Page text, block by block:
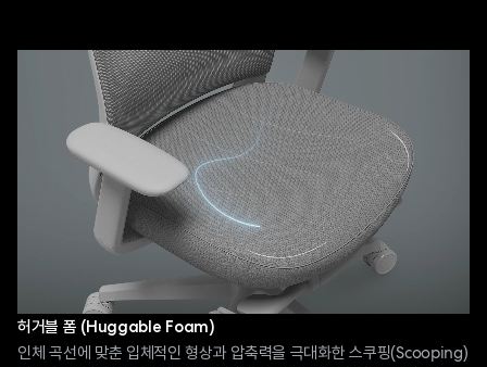
허거블 폼 (Huggable Foam)
인체 곡선에 맞춘 입체적인 형상과 압축력을 극대화한 스쿠핑(Scooping)